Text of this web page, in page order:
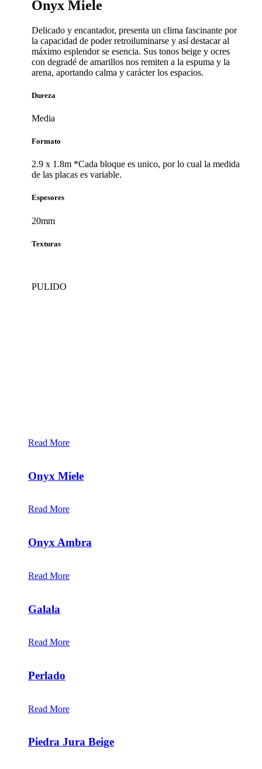
Onyx Miele
Delicado y encantador, presenta un clima fascinante por
la capacidad de poder retroiluminarse y así destacar al
máximo esplendor se esencia. Sus tonos beige y ocres
con degradé de amarillos nos remiten a la espuma y la
arena, aportando calma y carácter los espacios.
Dureza
Media
Formato
2.9 x 1.8m *Cada bloque es unico, por lo cual la medida
de las placas es variable.
Espesores
20mm
Texturas
PULIDO
Read More
Onyx Miele
Read More
Onyx Ambra
Read More
Galala
Read More
Perlado
Read More
Piedra Jura Beige